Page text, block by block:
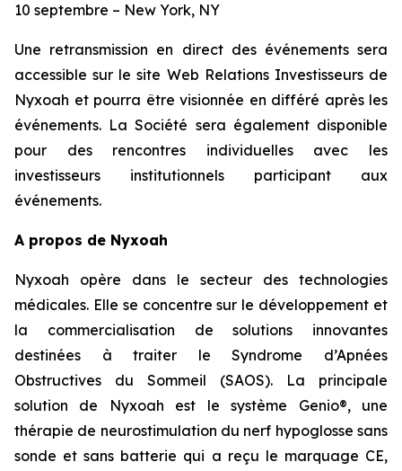
10 septembre – New York, NY
Une retransmission en direct des événements sera
accessible sur le site Web Relations Investisseurs de
Nyxoah et pourra être visionnée en différé après les
événements. La Société sera également disponible
pour des rencontres individuelles avec les
investisseurs institutionnels participant aux
événements.
A propos de Nyxoah
Nyxoah opère dans le secteur des technologies
médicales. Elle se concentre sur le développement et
la commercialisation de solutions innovantes
destinées à traiter le Syndrome d’Apnées
Obstructives du Sommeil (SAOS). La principale
solution de Nyxoah est le système Genio®, une
thérapie de neurostimulation du nerf hypoglosse sans
sonde et sans batterie qui a reçu le marquage CE,